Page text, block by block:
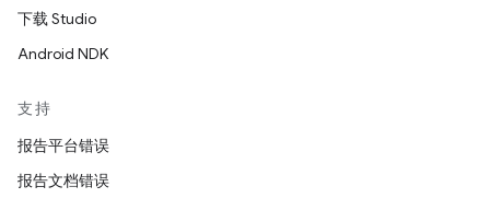
下载 Studio
Android NDK
支持
报告平台错误
报告文档错误